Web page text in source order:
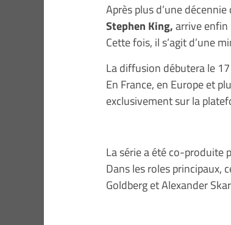
Après plus d’une
Stephen King,arrive enfin
Cette fois, il s’agit d’une
La diffusion débutera le
En France, en Europe et
exclusivement sur la
La série a été co-produite
Dans les roles principaux,
Goldberg et Alexander